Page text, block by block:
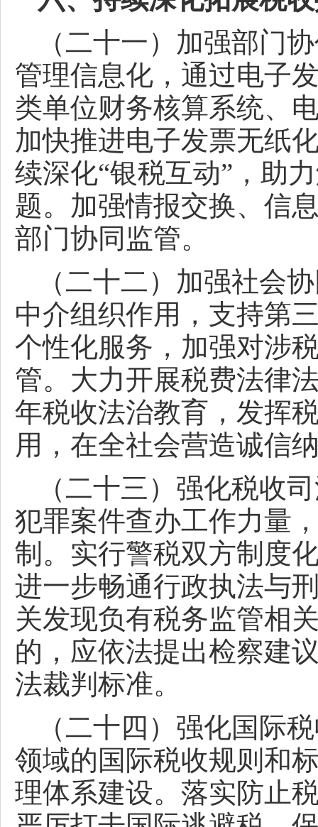
（二十一）加强部门
管理信息化，通过电子
类单位财务核算系统、
加快推进电子发票无纸
续深化“银税互动”，助
题。加强情报交换、信
部门协同监管。
（二十二）加强社会
中介组织作用，支持第
个性化服务，加强对涉
管。大力开展税费法律
年税收法治教育，发挥
用，在全社会营造诚信
（二十三）强化税收
犯罪案件查办工作力量
制。实行警税双方制度
进一步畅通行政执法与
关发现负有税务监管相
的，应依法提出检察建
法裁判标准。
（二十四）强化国际
领域的国际税收规则和
理体系建设。落实防止